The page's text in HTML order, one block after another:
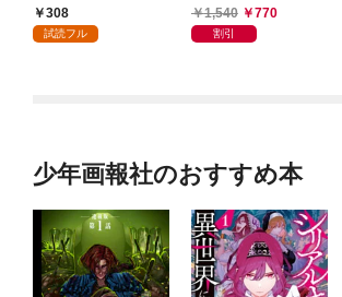
きますっ～（コミッ
ク）【分冊版】 1
308
試読フル
達とのんびり旅をして
いたら、魔法を極めて
1,540 770
割引
少年画報社のおすすめ本